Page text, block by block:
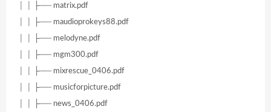
│ │ ├── matrix.pdf
│ │ ├── maudioprokeys88.pdf
│ │ ├── melodyne.pdf
│ │ ├── mgm300.pdf
│ │ ├── mixrescue_0406.pdf
│ │ ├── musicforpicture.pdf
│ │ ├── news_0406.pdf